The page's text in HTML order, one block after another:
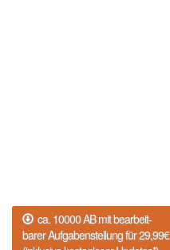
ca. 10000 AB mit bearbeit-
barer Aufgabenstellung für 29,99€